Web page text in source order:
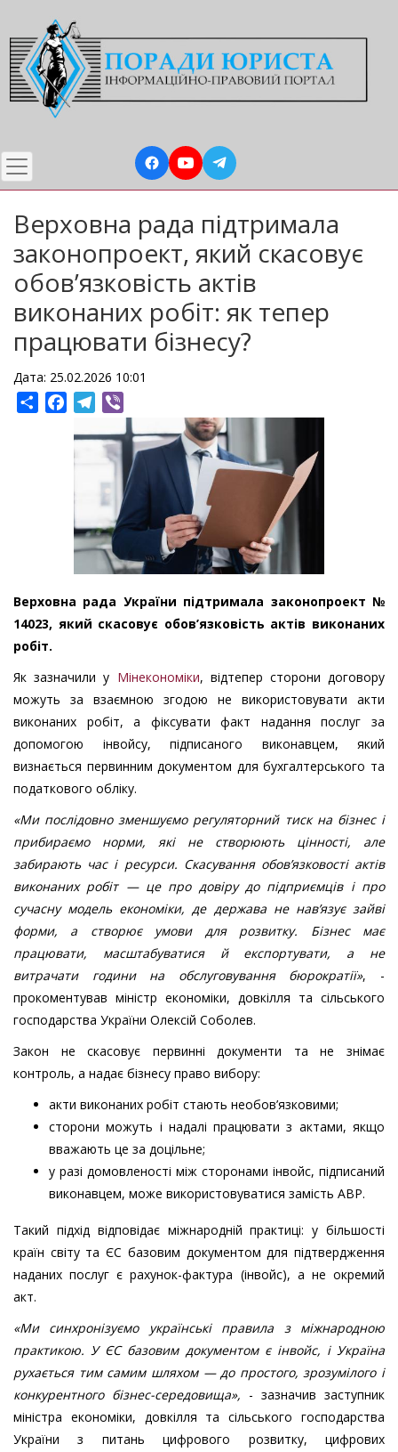
до
основного
вмісту
Верховна рада підтримала
законопроект, який скасовує
обов’язковість актів
виконаних робіт: як тепер
працювати бізнесу?
Дата: 25.02.2026 10:01
ShareFacebookTelegram
Верховна рада України підтримала законопроект №
14023, який скасовує обов’язковість актів виконаних
робіт.
Як зазначили у Мінекономіки, відтепер сторони договору
можуть за взаємною згодою не використовувати акти
виконаних робіт, а фіксувати факт надання послуг за
допомогою інвойсу, підписаного виконавцем, який
визнається первинним документом для бухгалтерського та
податкового обліку.
«Ми послідовно зменшуємо регуляторний тиск на бізнес і
прибираємо норми, які не створюють цінності, але
забирають час і ресурси. Скасування обов’язковості актів
виконаних робіт — це про довіру до підприємців і про
сучасну модель економіки, де держава не нав’язує зайві
форми, а створює умови для розвитку. Бізнес має
працювати, масштабуватися й експортувати, а не
витрачати години на обслуговування бюрократії», -
прокоментував міністр економіки, довкілля та сільського
господарства України Олексій Соболев.
Закон не скасовує первинні документи та не знімає
контроль, а надає бізнесу право вибору:
акти виконаних робіт стають необов’язковими;
сторони можуть і надалі працювати з актами, якщо
вважають це за доцільне;
у разі домовленості між сторонами інвойс, підписаний
виконавцем, може використовуватися замість АВР.
Такий підхід відповідає міжнародній практиці: у більшості
країн світу та ЄС базовим документом для підтвердження
наданих послуг є рахунок-фактура (інвойс), а не окремий
акт.
«Ми синхронізуємо українські правила з міжнародною
практикою. У ЄС базовим документом є інвойс, і Україна
рухається тим самим шляхом — до простого, зрозумілого і
конкурентного бізнес-середовища», - зазначив заступник
міністра економіки, довкілля та сільського господарства
України з питань цифрового розвитку, цифрових